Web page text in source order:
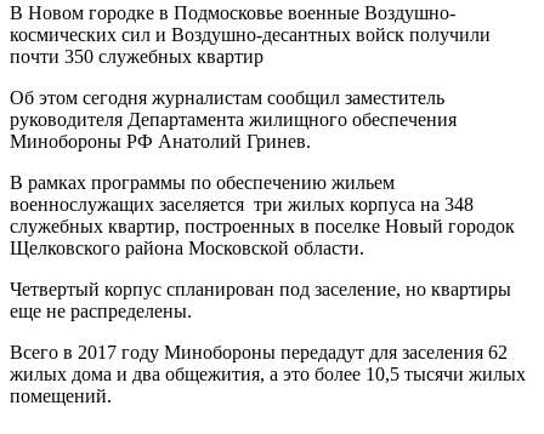
В Новом городке в Подмосковье военные Воздушно-
космических сил и Воздушно-десантных войск получили
почти 350 служебных квартир
Об этом сегодня журналистам сообщил заместитель
руководителя Департамента жилищного обеспечения
Минобороны РФ Анатолий Гринев.
В рамках программы по обеспечению жильем
военнослужащих заселяется три жилых корпуса на 348
служебных квартир, построенных в поселке Новый городок
Щелковского района Московской области.
Четвертый корпус спланирован под заселение, но квартиры
еще не распределены.
Всего в 2017 году Минобороны передадут для заселения 62
жилых дома и два общежития, а это более 10,5 тысячи жилых
помещений.